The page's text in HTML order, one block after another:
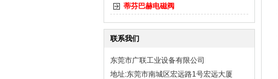
蒂芬巴赫电磁阀
联系我们
东莞市广联工业设备有限公司
地址:东莞市南城区宏远路1号宏远大厦